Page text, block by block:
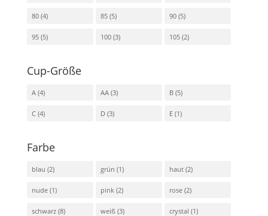
80 (4) 85 (5) 90 (5)
95 (5) 100 (3) 105 (2)
Cup-Größe
A (4) AA (3) B (5)
C (4) D (3) E (1)
Farbe
blau (2) grün (1) haut (2)
nude (1) pink (2) rose (2)
schwarz (8) weiß (3) crystal (1)